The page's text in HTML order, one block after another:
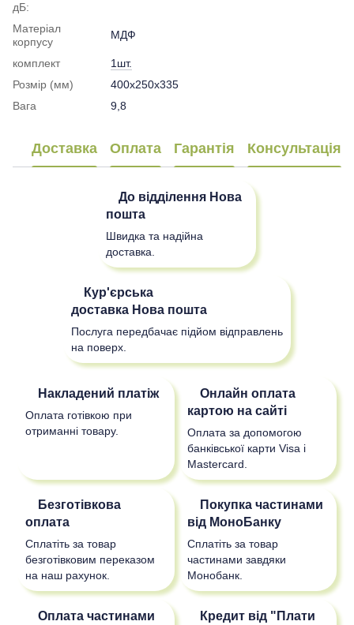
дБ:
Матеріал
корпусу
МДФ
комплект
1шт.
Розмір (мм)
400x250x335
Вага
9,8
Доставка Оплата Гарантія Консультація
До відділення Нова
пошта
Швидка та надійна
доставка.
Кур'єрська
доставка Нова пошта
Послуга передбачає підйом відправлень
на поверх.
Накладений платіж
Оплата готівкою при
отриманні товару.
Онлайн оплата
картою на сайті
Оплата за допомогою
банківської карти Visa і
Mastercard.
Безготівкова
оплата
Сплатіть за товар
безготівковим переказом
на наш рахунок.
Покупка частинами
від МоноБанку
Сплатіть за товар
частинами завдяки
Монобанк.
Оплата частинами
Кредит від "Плати